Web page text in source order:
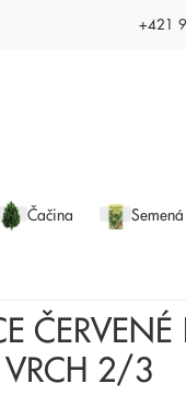
+421
Čačina Semená
VRCH 2/3